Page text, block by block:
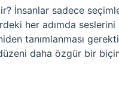
İnsanlar sadece
her adımda
tanımlanması
daha özgür bir